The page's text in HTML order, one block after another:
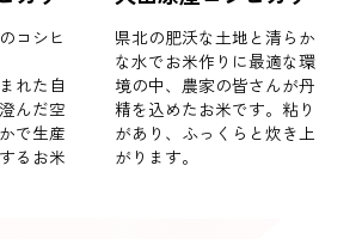
コシヒ
れた自
んだ空
で生産
るお米
県北の肥沃な土地と清らか
な水でお米作りに最適な環
境の中、農家の皆さんが丹
精を込めたお米です。粘り
があり、ふっくらと炊き上
がります。